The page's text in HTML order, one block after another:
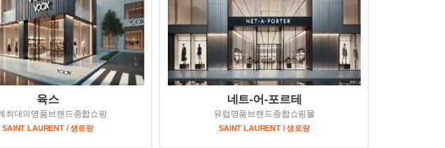
육스
최대의명품브랜드종합쇼핑
SAINT LAURENT / 생로랑
네트-어-포르테
유럽명품브랜드종합쇼핑몰
SAINT LAURENT / 생로랑